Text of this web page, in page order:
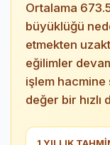
Ortalama
büyüklüğü
etmekten
eğilimler
işlem
değer bir hızlı